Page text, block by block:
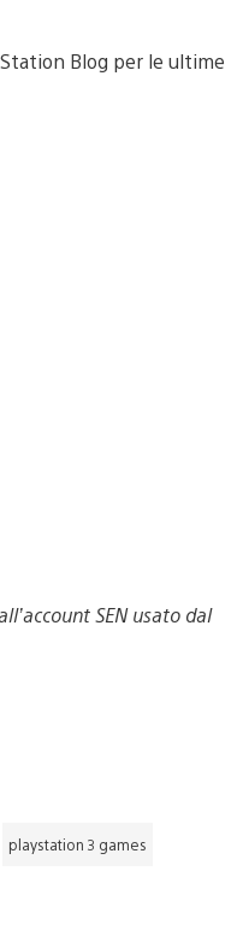
Blog per le ultime
SEN usato dal
playstation 3 games